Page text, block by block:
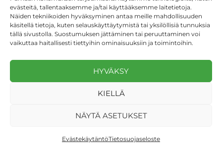
evästeitä, tallentaaksemme ja/tai käyttääksemme laitetietoja.
Näiden tekniikoiden hyväksyminen antaa meille mahdollisuuden
käsitellä tietoja, kuten selauskäyttäytymistä tai yksilöllisiä tunnuksia
tällä sivustolla. Suostumuksen jättäminen tai peruuttaminen voi
vaikuttaa haitallisesti tiettyihin ominaisuuksiin ja toimintoihin.
HYVÄKSY
KIELLÄ
NÄYTÄ ASETUKSET
EvästekäytäntöTietosuojaseloste
Järvenpää
Kerava
Nurmijärvi